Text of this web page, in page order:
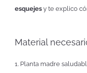
esquejes y te explico
Material
1. Planta madre